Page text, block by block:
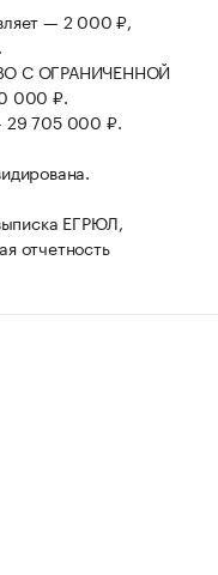
— 2 000 ₽,
С ОГРАНИЧЕННОЙ
000 ₽.
29 705 000 ₽.
ЕГРЮЛ,
отчетность